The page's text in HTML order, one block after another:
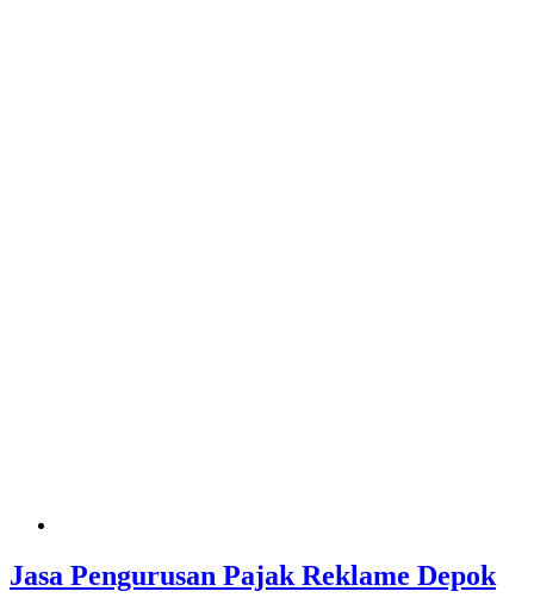
Jasa Pengurusan Pajak Reklame Depok